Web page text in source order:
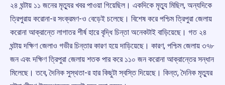
২৪ ঘন্টায় ১১ জনের মৃত্যুর খবর পাওয়া গিয়েছিল। একদিকে মৃত্যু মিছিল, অন্যদিকে
ত্রিপুরায় করোনা-র সংক্রমণ-ও বেড়েই চলেছে। বিশেষ করে পশ্চিম ত্রিপুরা জেলায়
করোনা আক্রান্তে লাগাতর শীর্ষ হারে বৃদ্ধি চিন্তা অনেকটাই বাড়িয়েছে। গত ২৪
ঘন্টায় দক্ষিণ জেলাও গভীর চিন্তার কারণ হয়ে দাড়িয়েছে। কারণ, পশ্চিম জেলায় ৩৭৮
জন এবং দক্ষিণ ত্রিপুরা জেলায় শতক পার করে ১১০ জন করোনা আক্রান্তের সন্ধান
মিলেছে। তবে, দৈনিক সুস্থতা-র হার কিছুটা স্বস্তি দিয়েছে। কিন্ত, দৈনিক মৃত্যুর